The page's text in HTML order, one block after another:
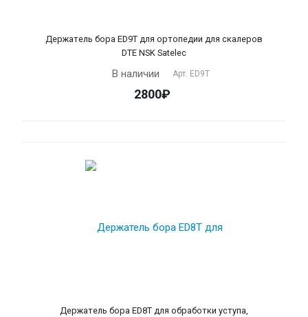
Держатель бора ЕD9T для ортопедии для скалеров
DTE NSK Satelec
В наличии Арт. ЕD9T
2800₽
Держатель бора ЕD8T для обработки уступа,